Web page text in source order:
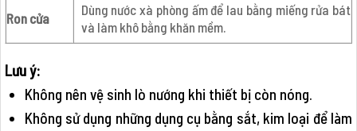
Ron cửa
Dùng nước xà phòng ấm để lau bằng miếng rửa bát
và làm khô bằng khăn mềm.
Lưu ý:
Không nên vệ sinh lò nướng khi thiết bị còn nóng.
Không sử dụng những dụng cụ bằng sắt, kim loại để làm